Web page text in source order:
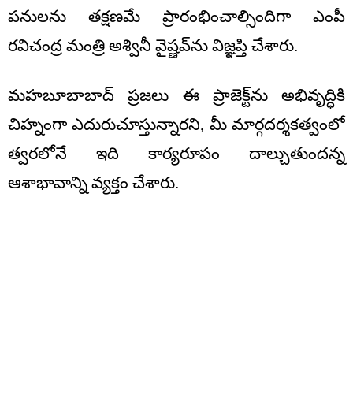
పనులను తక్షణమే ప్రారంభించాల్సిందిగా ఎంపీ
రవిచంద్ర మంత్రి అశ్వినీ వైష్ణవ్‌ను విజ్ఞప్తి చేశారు.
మహబూబాబాద్ ప్రజలు ఈ ప్రాజెక్ట్‌ను అభివృద్ధికి
చిహ్నంగా ఎదురుచూస్తున్నారని, మీ మార్గదర్శకత్వంలో
త్వరలోనే ఇది కార్యరూపం దాల్చుతుందన్న
ఆశాభావాన్ని వ్యక్తం చేశారు.